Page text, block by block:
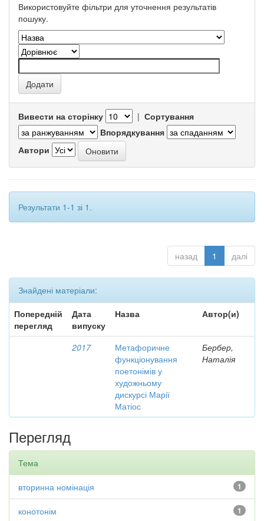
Використовуйте фільтри для уточнення результатів
пошуку.
Вивести на сторінку | Сортування
Впорядкування
Автори
Результати 1-1 зі 1.
назад 1 далі
Знайдені матеріали:
Попередній
перегляд
Дата
випуску
Назва Автор(и)
2017
Метафоричне
функціонування
поетонімів у
художньому
дискурсі Марії
Матіос
Бербер,
Наталія
Перегляд
Тема
1
вторинна номінація
1
конотонім